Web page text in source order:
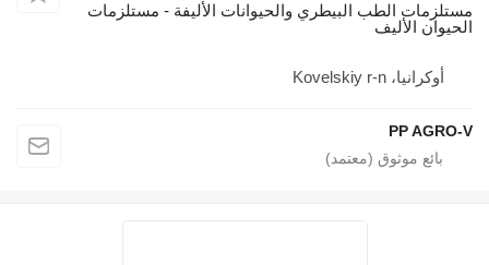
الطب البيطري والحيوانات الأليفة - مستلزمات
الأليف
أوكرانيا، Kovelskiy r-n
PP